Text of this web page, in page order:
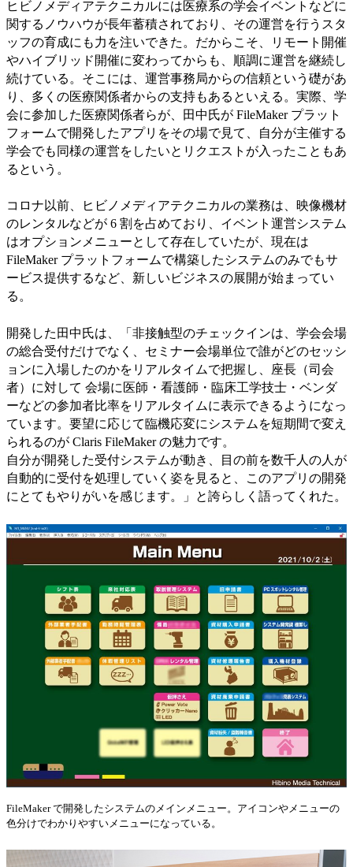
ヒビノメディアテクニカルには医療系の学会イベントなどに
関するノウハウが長年蓄積されており、その運営を行うスタ
ッフの育成にも力を注いできた。だからこそ、リモート開催
やハイブリッド開催に変わってからも、順調に運営を継続し
続けている。そこには、運営事務局からの信頼という礎があ
り、多くの医療関係者からの支持もあるといえる。実際、学
会に参加した医療関係者らが、田中氏が FileMaker プラット
フォームで開発したアプリをその場で見て、自分が主催する
学会でも同様の運営をしたいとリクエストが入ったこともあ
るという。
コロナ以前、ヒビノメディアテクニカルの業務は、映像機材
のレンタルなどが 6 割を占めており、イベント運営システム
はオプションメニューとして存在していたが、現在は
FileMaker プラットフォームで構築したシステムのみでもサ
ービス提供するなど、新しいビジネスの展開が始まってい
る。
開発した田中氏は、「非接触型のチェックインは、学会会場
の総合受付だけでなく、セミナー会場単位で誰がどのセッシ
ョンに入場したのかをリアルタイムで把握し、座長（司会
者）に対して 会場に医師・看護師・臨床工学技士・ベンダ
ーなどの参加者比率をリアルタイムに表示できるようになっ
ています。要望に応じて臨機応変にシステムを短期間で変え
られるのが Claris FileMaker の魅力です。
自分が開発した受付システムが動き、目の前を数千人の人が
自動的に受付を処理していく姿を見ると、このアプリの開発
にとてもやりがいを感じます。」と誇らしく語ってくれた。
FileMaker で開発したシステムのメインメニュー。アイコンやメニューの
色分けでわかりやすいメニューになっている。